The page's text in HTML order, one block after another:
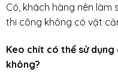
Có, khách hàng nên
thi công không có vật
Keo chít có thể sử
không?